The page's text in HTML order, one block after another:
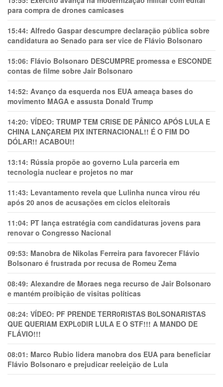
para compra de drones camicases
15:44: Alfredo Gaspar descumpre declaração pública sobre
candidatura ao Senado para ser vice de Flávio Bolsonaro
15:06: Flávio Bolsonaro DESCUMPRE promessa e ESCONDE
contas de filme sobre Jair Bolsonaro
14:52: Avanço da esquerda nos EUA ameaça bases do
movimento MAGA e assusta Donald Trump
14:20: VÍDEO: TRUMP TEM CRlSE DE PÂNlCO APÓS LULA E
CHINA LANÇAREM PIX INTERNACIONAL!! É O FIM DO
DÓLAR!! ACABOU!!
13:14: Rússia propõe ao governo Lula parceria em
tecnologia nuclear e projetos no mar
11:43: Levantamento revela que Lulinha nunca virou réu
após 20 anos de acusações em ciclos eleitorais
11:04: PT lança estratégia com candidaturas jovens para
renovar o Congresso Nacional
09:53: Manobra de Nikolas Ferreira para favorecer Flávio
Bolsonaro é frustrada por recusa de Romeu Zema
08:49: Alexandre de Moraes nega recurso de Jair Bolsonaro
e mantém proibição de visitas políticas
08:24: VÍDEO: PF PRENDE TERR0RlSTAS B0LSONARlSTAS
QUE QUERIAM EXPL0DlR LULA E O STF!!! A MANDO DE
FLÁVIO!!!
08:01: Marco Rubio lidera manobra dos EUA para beneficiar
Flávio Bolsonaro e prejudicar reeleição de Lula